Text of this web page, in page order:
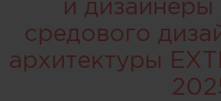
и дизайнеры
средового
архитектуры